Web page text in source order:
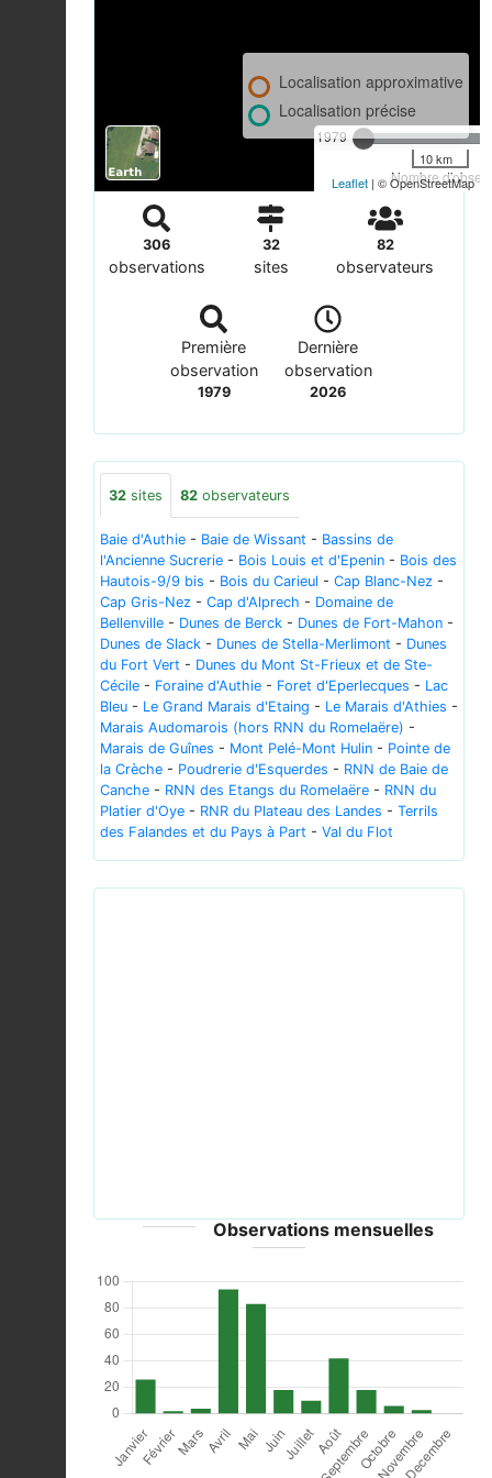
1979
Nombre
Localisation approximative
Localisation précise
10 km
Leaflet | © OpenStreetMap
306
observations
32
sites
82
observateurs
Première
observation
1979
Dernière
observation
2026
32 sites 82 observateurs
Baie d'Authie - Baie de Wissant - Bassins de
l'Ancienne Sucrerie - Bois Louis et d'Epenin - Bois des
Hautois-9/9 bis - Bois du Carieul - Cap Blanc-Nez -
Cap Gris-Nez - Cap d'Alprech - Domaine de
Bellenville - Dunes de Berck - Dunes de Fort-Mahon -
Dunes de Slack - Dunes de Stella-Merlimont - Dunes
du Fort Vert - Dunes du Mont St-Frieux et de Ste-
Cécile - Foraine d'Authie - Foret d'Eperlecques - Lac
Bleu - Le Grand Marais d'Etaing - Le Marais d'Athies -
Marais Audomarois (hors RNN du Romelaëre) -
Marais de Guînes - Mont Pelé-Mont Hulin - Pointe de
la Crèche - Poudrerie d'Esquerdes - RNN de Baie de
Canche - RNN des Etangs du Romelaëre - RNN du
Platier d'Oye - RNR du Plateau des Landes - Terrils
des Falandes et du Pays à Part - Val du Flot
Observations mensuelles